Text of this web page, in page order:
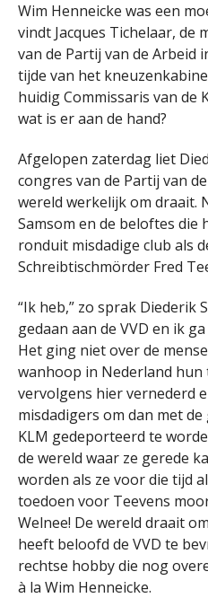
Wim Henneicke was een
vindt Jacques Tichelaar,
van de Partij van de Arbeid
tijde van het
huidig Commissaris van de
wat is er aan de hand?
Afgelopen zaterdag liet
congres van de Partij van
wereld werkelijk om draait.
Samsom en de beloftes die
ronduit misdadige club als
Schreibtischmörder Fred
“Ik heb,” zo sprak Diederik
gedaan aan de VVD en ik
Het ging niet over de
wanhoop in Nederland
vervolgens hier vernederd
misdadigers om dan met
KLM gedeporteerd te
de wereld waar ze gerede
worden als ze voor die tijd
toedoen voor Teevens
Welnee! De wereld draait
heeft beloofd de VVD te
rechtse hobby die nog
à la Wim Henneicke.